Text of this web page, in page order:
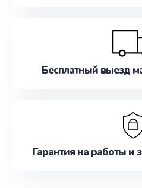
Бесплатный выезд
Гарантия на работы и